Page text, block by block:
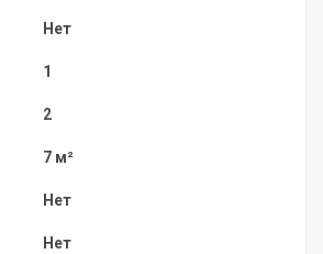
Нет
1
2
7 м²
Нет
Нет